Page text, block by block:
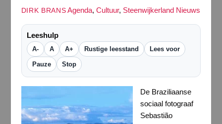
DIRK BRANS Agenda,Cultuur, Steenwijkerland Nieuws
Leeshulp
A- A A+ Rustige leesstand Lees voor
Pauze Stop
De Braziliaanse
sociaal fotograaf
Sebastião